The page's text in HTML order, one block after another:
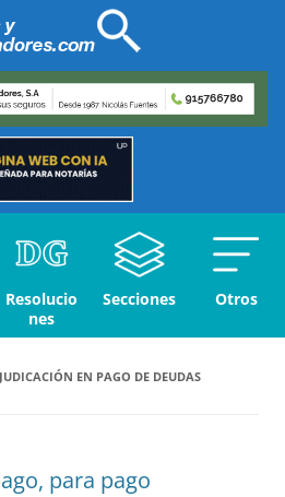
Resolucio
nes
Secciones Otros
EN PAGO DE DEUDAS
para pago